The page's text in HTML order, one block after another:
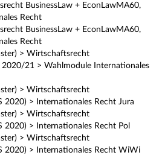
BusinessLaw + EconLawMA60,
Recht
BusinessLaw + EconLawMA60,
Recht
> Wirtschaftsrecht
21 > Wahlmodule Internationales
> Wirtschaftsrecht
2020) > Internationales Recht Jura
> Wirtschaftsrecht
> Internationales Recht Pol
> Wirtschaftsrecht
2020) > Internationales Recht WiWi